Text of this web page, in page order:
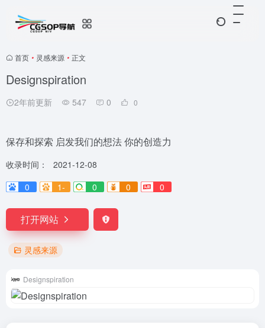
首页 • 灵感来源 • 正文
Designspiration
2年前更新 547 0 0
保存和探索 启发我们的想法 你的创造力
收录时间：
2021-12-08
0
1- 0 0 0
打开网站
灵感来源
Designspiration